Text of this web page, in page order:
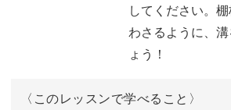
土台の背面に板を貼り付ける
してください。
わさるように、
ょう！
〈このレッスンで学べること〉